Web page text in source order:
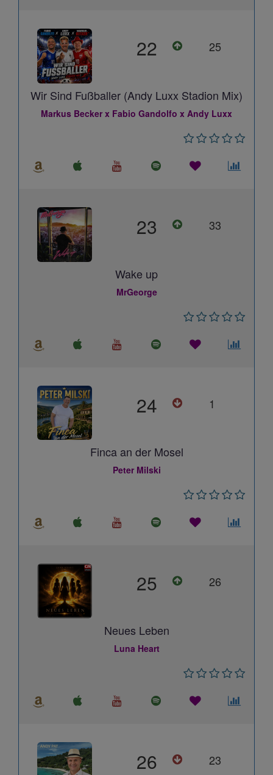
22 25
Wir Sind Fußballer (Andy Luxx Stadion Mix)
Markus Becker x Fabio Gandolfo x Andy Luxx
23 33
Wake up
MrGeorge
24 1
Finca an der Mosel
Peter Milski
25 26
Neues Leben
Luna Heart
26 23